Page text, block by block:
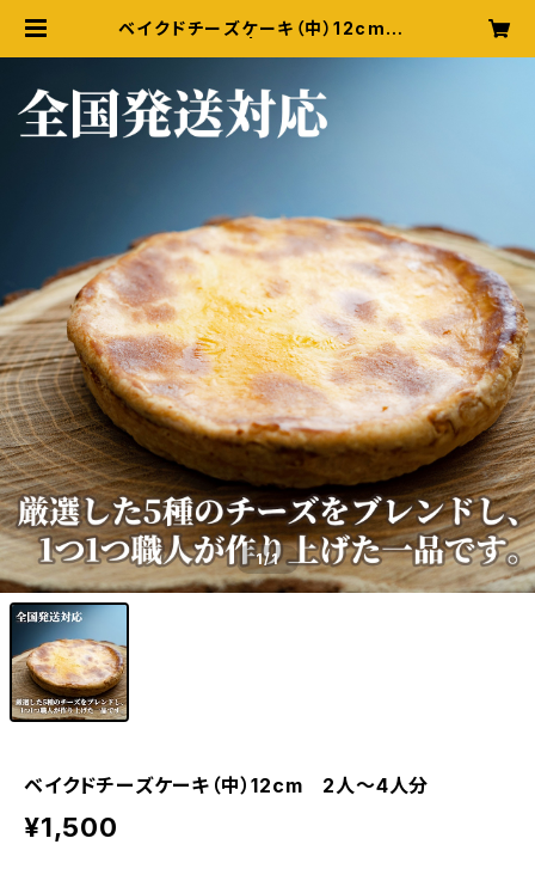
ベイクドチーズケーキ（中）12cm 2
1/1
ベイクドチーズケーキ（中）12cm 2人～4人分
¥1,500